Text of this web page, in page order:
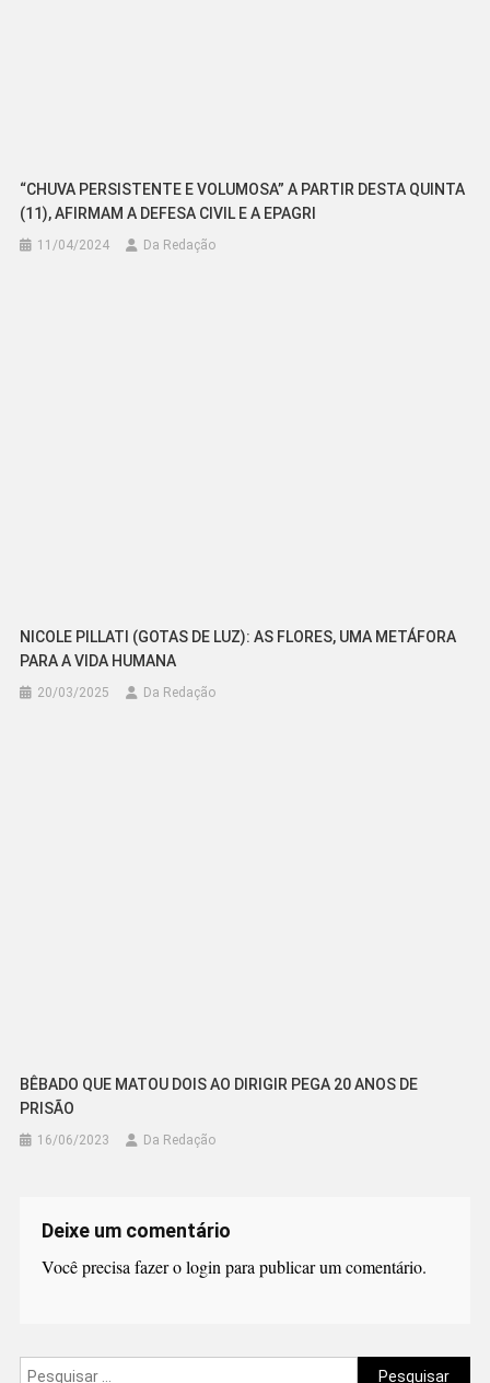
“CHUVA PERSISTENTE E VOLUMOSA” A PARTIR DESTA QUINTA
(11), AFIRMAM A DEFESA CIVIL E A EPAGRI
11/04/2024 Da Redação
NICOLE PILLATI (GOTAS DE LUZ): AS FLORES, UMA METÁFORA
PARA A VIDA HUMANA
20/03/2025 Da Redação
BÊBADO QUE MATOU DOIS AO DIRIGIR PEGA 20 ANOS DE
PRISÃO
16/06/2023 Da Redação
Deixe um comentário
Você precisa fazer ologinpara publicar um comentário.
Pesquisar